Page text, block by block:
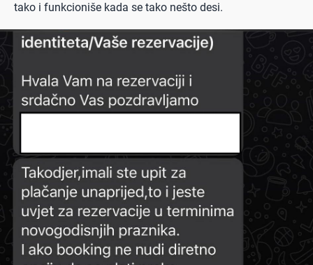
tako i funkcioniše kada se tako nešto desi.